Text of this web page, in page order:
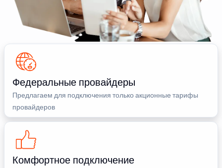
Федеральные провайдеры
Предлагаем для подключения только акционные тарифы
провайдеров
Комфортное подключение